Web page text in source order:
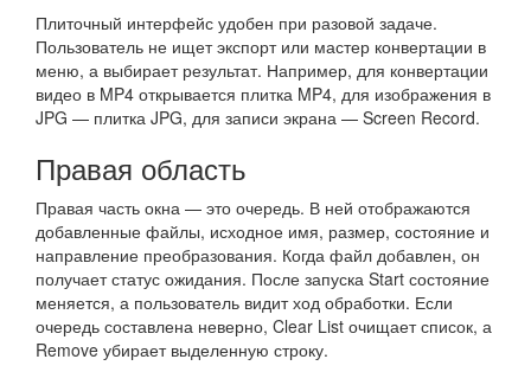
Плиточный интерфейс удобен при разовой задаче.
Пользователь не ищет экспорт или мастер конвертации в
меню, а выбирает результат. Например, для конвертации
видео в MP4 открывается плитка MP4, для изображения в
JPG — плитка JPG, для записи экрана — Screen Record.
Правая область
Правая часть окна — это очередь. В ней отображаются
добавленные файлы, исходное имя, размер, состояние и
направление преобразования. Когда файл добавлен, он
получает статус ожидания. После запуска Start состояние
меняется, а пользователь видит ход обработки. Если
очередь составлена неверно, Clear List очищает список, а
Remove убирает выделенную строку.